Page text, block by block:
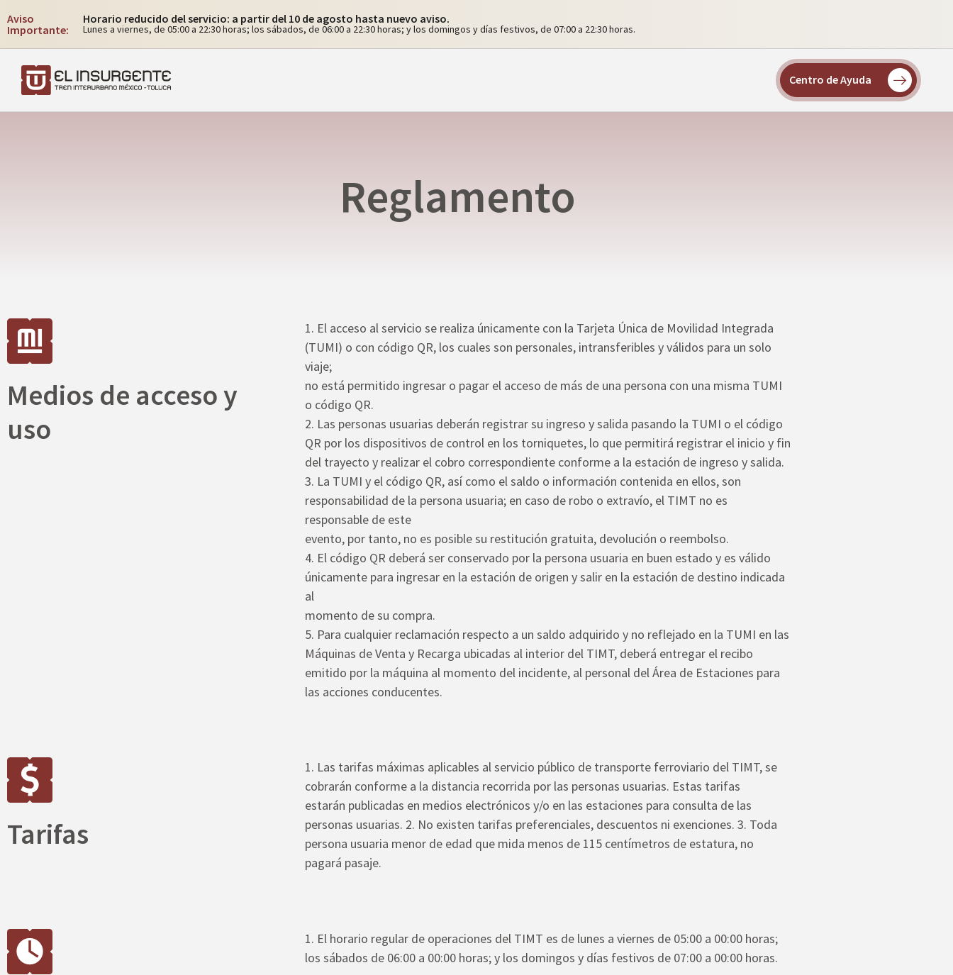
Aviso
Importante:
Horario reducido del servicio: a partir del 10 de agosto hasta nuevo aviso.
Lunes a viernes, de 05:00 a 22:30 horas; los sábados, de 06:00 a 22:30 horas; y los domingos y días festivos, de 07:00 a 22:30 horas.
Centro de Ayuda
Reglamento
Medios de acceso y
uso
1. El acceso al servicio se realiza únicamente con la Tarjeta Única de Movilidad Integrada
(TUMI) o con código QR, los cuales son personales, intransferibles y válidos para un solo
viaje;
no está permitido ingresar o pagar el acceso de más de una persona con una misma TUMI
o código QR.
2. Las personas usuarias deberán registrar su ingreso y salida pasando la TUMI o el código
QR por los dispositivos de control en los torniquetes, lo que permitirá registrar el inicio y fin
del trayecto y realizar el cobro correspondiente conforme a la estación de ingreso y salida.
3. La TUMI y el código QR, así como el saldo o información contenida en ellos, son
responsabilidad de la persona usuaria; en caso de robo o extravío, el TIMT no es
responsable de este
evento, por tanto, no es posible su restitución gratuita, devolución o reembolso.
4. El código QR deberá ser conservado por la persona usuaria en buen estado y es válido
únicamente para ingresar en la estación de origen y salir en la estación de destino indicada
al
momento de su compra.
5. Para cualquier reclamación respecto a un saldo adquirido y no reflejado en la TUMI en las
Máquinas de Venta y Recarga ubicadas al interior del TIMT, deberá entregar el recibo
emitido por la máquina al momento del incidente, al personal del Área de Estaciones para
las acciones conducentes.
Tarifas
1. Las tarifas máximas aplicables al servicio público de transporte ferroviario del TIMT, se
cobrarán conforme a la distancia recorrida por las personas usuarias. Estas tarifas
estarán publicadas en medios electrónicos y/o en las estaciones para consulta de las
personas usuarias. 2. No existen tarifas preferenciales, descuentos ni exenciones. 3. Toda
persona usuaria menor de edad que mida menos de 115 centímetros de estatura, no
pagará pasaje.
1. El horario regular de operaciones del TIMT es de lunes a viernes de 05:00 a 00:00 horas;
los sábados de 06:00 a 00:00 horas; y los domingos y días festivos de 07:00 a 00:00 horas.